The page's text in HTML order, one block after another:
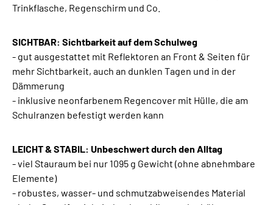
Trinkflasche, Regenschirm und Co.
SICHTBAR: Sichtbarkeit auf dem Schulweg
- gut ausgestattet mit Reflektoren an Front & Seiten für
mehr Sichtbarkeit, auch an dunklen Tagen und in der
Dämmerung
- inklusive neonfarbenem Regencover mit Hülle, die am
Schulranzen befestigt werden kann
LEICHT & STABIL: Unbeschwert durch den Alltag
- viel Stauraum bei nur 1095 g Gewicht (ohne abnehmbare
Elemente)
- robustes, wasser- und schmutzabweisendes Material